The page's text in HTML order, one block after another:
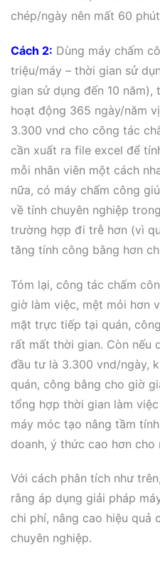
chép/ngày nên mất 60
Cách 2: Dùng máy chấm
triệu/máy – thời gian sử
gian sử dụng đến 10 năm),
hoạt động 365 ngày/năm
3.300 vnd cho công tác
cần xuất ra file excel để
mỗi nhân viên một cách
nữa, có máy chấm công
về tính chuyên nghiệp
trường hợp đi trễ hơn (vì
tăng tính công bằng hơn
Tóm lại, công tác chấm
giờ làm việc, mệt mỏi hơn
mặt trực tiếp tại quán,
rất mất thời gian. Còn nếu
đầu tư là 3.300 vnd/ngày,
quán, công bằng cho giờ
tổng hợp thời gian làm
máy móc tạo nâng tầm
doanh, ý thức cao hơn cho
Với cách phân tích như
rằng áp dụng giải pháp
chi phí, nâng cao hiệu quả
chuyên nghiệp.